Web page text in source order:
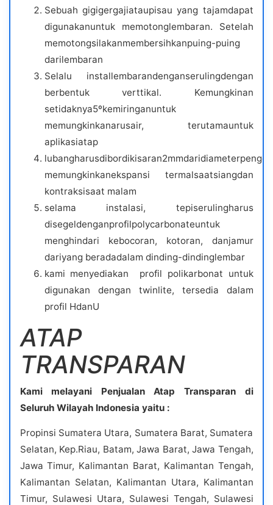
Sebuah gigigergajiataupisau yang tajamdapat
digunakanuntuk memotonglembaran. Setelah
memotongsilakanmembersihkanpuing-puing
darilembaran
Selalu installembarandenganserulingdengan
berbentuk verttikal. Kemungkinan
setidaknya5ºkemiringanuntuk
memungkinkanarusair, terutamauntuk
aplikasiatap
memungkinkanekspansi termalsaatsiangdan
kontraksisaat malam
selama instalasi, tepiserulingharus
disegeldenganprofilpolycarbonateuntuk
menghindari kebocoran, kotoran, danjamur
dariyang beradadalam dinding-dindinglembar
kami menyediakan profil polikarbonat untuk
digunakan dengan twinlite, tersedia dalam
profil HdanU
ATAP
TRANSPARAN
Kami melayani Penjualan Atap Transparan di
Seluruh Wilayah Indonesia yaitu :
Propinsi Sumatera Utara, Sumatera Barat, Sumatera
Selatan, Kep.Riau, Batam, Jawa Barat, Jawa Tengah,
Jawa Timur, Kalimantan Barat, Kalimantan Tengah,
Kalimantan Selatan, Kalimantan Utara, Kalimantan
Timur, Sulawesi Utara, Sulawesi Tengah, Sulawesi